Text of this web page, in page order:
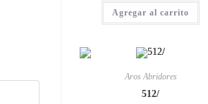
Agregar al carrito
Aros Abridores
512/